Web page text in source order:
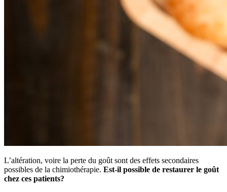
L’altération, voire la perte du goût sont des effets secondaires
possibles de la chimiothérapie. Est-il possible de restaurer le goût
chez ces patients?